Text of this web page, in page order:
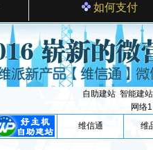
如何支付
自助建站 智能建站
网络
维信通 维